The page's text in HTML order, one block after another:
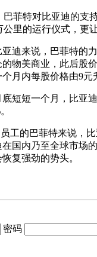
菲特对比亚迪的支
里的运行仪式，更
迪来说，巴菲特的
物美商业，此后股
月内每股价格由9元
短短一个月，比亚
工的巴菲特来说，
国内乃至全球市场
复强劲的势头。
密码